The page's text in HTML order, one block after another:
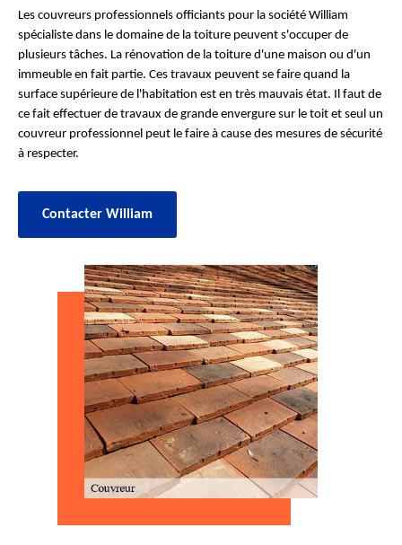
Les couvreurs professionnels officiants pour la société William
spécialiste dans le domaine de la toiture peuvent s'occuper de
plusieurs tâches. La rénovation de la toiture d'une maison ou d'un
immeuble en fait partie. Ces travaux peuvent se faire quand la
surface supérieure de l'habitation est en très mauvais état. Il faut de
ce fait effectuer de travaux de grande envergure sur le toit et seul un
couvreur professionnel peut le faire à cause des mesures de sécurité
à respecter.
Contacter William